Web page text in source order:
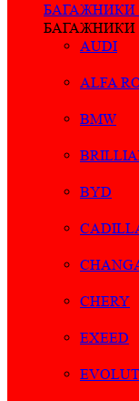
AUDI
ALFA
BMW
BYD
CHERY
EXEED